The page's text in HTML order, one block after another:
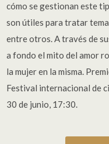
cómo se gestionan este
son útiles para tratar
entre otros. A través de
a fondo el mito del amor
la mujer en la misma.
Festival internacional de
30 de junio, 17:30.